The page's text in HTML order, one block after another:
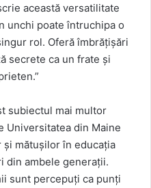
această versatilitate
unchi poate întruchipa o
rol. Oferă îmbrățișări
secrete ca un frate și
subiectul mai multor
Universitatea din Maine
și mătușilor în educația
din ambele generații.
sunt percepuți ca punți